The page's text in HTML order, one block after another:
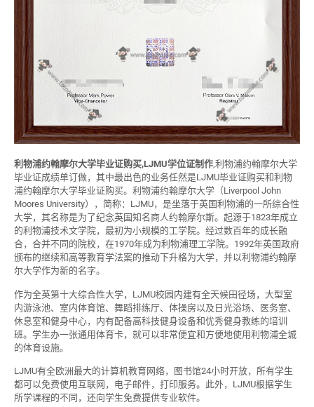
利物浦约翰摩尔大学毕业证购买,LJMU学位证制作,利物浦约翰摩尔大学
毕业证成绩单订做，其中最出色的业务任然是LJMU毕业证购买和利物
浦约翰摩尔大学毕业证购买。利物浦约翰摩尔大学（Liverpool John
Moores University），简称：LJMU，是坐落于英国利物浦的一所综合性
大学，其名称是为了纪念英国知名商人约翰摩尔斯。起源于1823年成立
的利物浦技术文学院，最初为小规模的工学院。经过数百年的成长融
合，合并不同的院校，在1970年成为利物浦理工学院。1992年英国政府
颁布的继续和高等教育学法案的推动下升格为大学，并以利物浦约翰摩
尔大学作为新的名字。
作为全英第十大综合性大学，LJMU校园内建有全天候田径场，大型室
内游泳池、室内体育馆、舞蹈排练厅、体操房以及日光浴场、医务室、
休息室和健身中心，内有配备高科技健身设备和优秀健身教练的培训
班。学生办一张通用体育卡，就可以非常便宜和方便地使用利物浦全城
的体育设施。
LJMU有全欧洲最大的计算机教育网络，图书馆24小时开放，所有学生
都可以免费使用互联网，电子邮件，打印服务。此外，LJMU根据学生
所学课程的不同，还向学生免费提供专业软件。